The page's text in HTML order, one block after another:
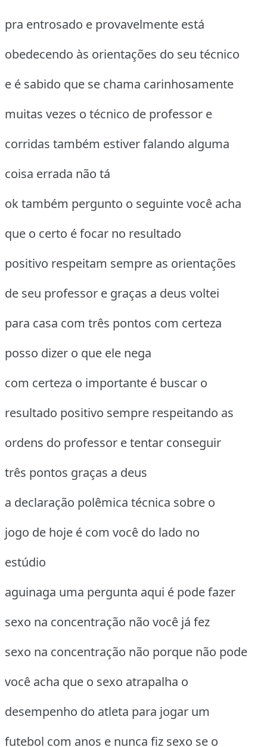
pra entrosado e provavelmente está
obedecendo às orientações do seu técnico
e é sabido que se chama carinhosamente
muitas vezes o técnico de professor e
corridas também estiver falando alguma
coisa errada não tá
ok também pergunto o seguinte você acha
que o certo é focar no resultado
positivo respeitam sempre as orientações
de seu professor e graças a deus voltei
para casa com três pontos com certeza
posso dizer o que ele nega
com certeza o importante é buscar o
resultado positivo sempre respeitando as
ordens do professor e tentar conseguir
três pontos graças a deus
a declaração polêmica técnica sobre o
jogo de hoje é com você do lado no
estúdio
aguinaga uma pergunta aqui é pode fazer
sexo na concentração não você já fez
sexo na concentração não porque não pode
você acha que o sexo atrapalha o
desempenho do atleta para jogar um
futebol com anos e nunca fiz sexo se o